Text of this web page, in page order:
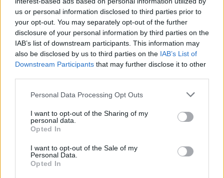
us or personal information disclosed to third parties prior to
your opt-out. You may separately opt-out of the further
disclosure of your personal information by third parties on the
IAB’s list of downstream participants. This information may
also be disclosed by us to third parties on the IAB’s List of
Downstream Participants that may further disclose it to other
Personal Data Processing Opt Outs
I want to opt-out of the Sharing of my
personal data.
Opted In
I want to opt-out of the Sale of my
Personal Data.
Opted In
ίντριγκα.
Η Ντέμι Μουρ έχει κάποιες ωραίες στιγμές στις οποίες μπορεί
να επιδείξει τον κωμικό της συγχρονισμό και την ανθρωπιά της
χορεύτριας, αλλά η ταινία ενδιαφέρεται κυρίως να επιδείξει το
σώμα της.
Όταν η Ντέμι Μουρ γύρισε το «Στριπτίζ», οι μισθοί των σταρ
είχαν εκτοξευθεί σε δυσθεώρητα ύψη- ή, μάλλον, οι μισθοί
ηθοποιών όπως ο Σιλβέστερ Σταλόνε είχαν εκτοξευθεί στα
ύψη. Ο Μπρους Γουίλις, έγραψε η Ντέμι Μουρ στα
συναρπαστικά απομνημονεύματά της του 2019, «Inside Out»,
πληρώθηκε περισσότερα από 20 εκατομμύρια δολάρια για την
τρίτη ταινία «Πολύ Σκληρός για να Πεθάνει».